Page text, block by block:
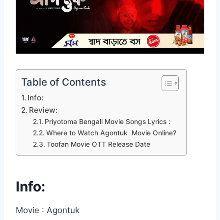
Table of Contents
Info:
Review:
Priyotoma Bengali Movie Songs Lyrics :
Where to Watch Agontuk Movie Online?
Toofan Movie OTT Release Date
Info:
Movie : Agontuk